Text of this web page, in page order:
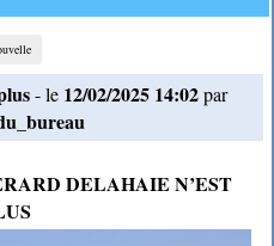
- le 12/02/2025 14:02par
DELAHAIE N’EST